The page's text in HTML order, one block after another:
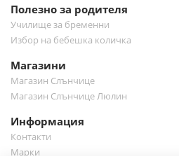
Полезно за родителя
Училище за бременни
Избор на бебешка количка
Магазини
Магазин Слънчице
Магазин Слънчице Люлин
Информация
Контакти
Марки